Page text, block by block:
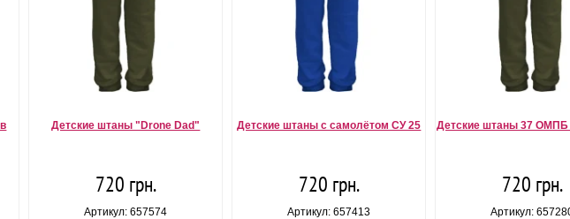
Детские штаны "Drone Dad"
720 грн.
Артикул: 657574
Детские штаны с самолётом СУ 25
720 грн.
Артикул: 657413
Детские штаны 37 ОМПБ
720 грн.
Артикул: